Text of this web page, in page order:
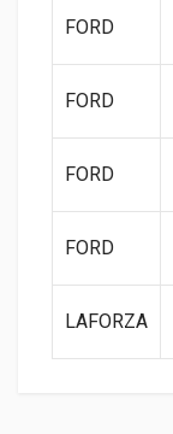
FORD
FORD
FORD
FORD
LAFORZA